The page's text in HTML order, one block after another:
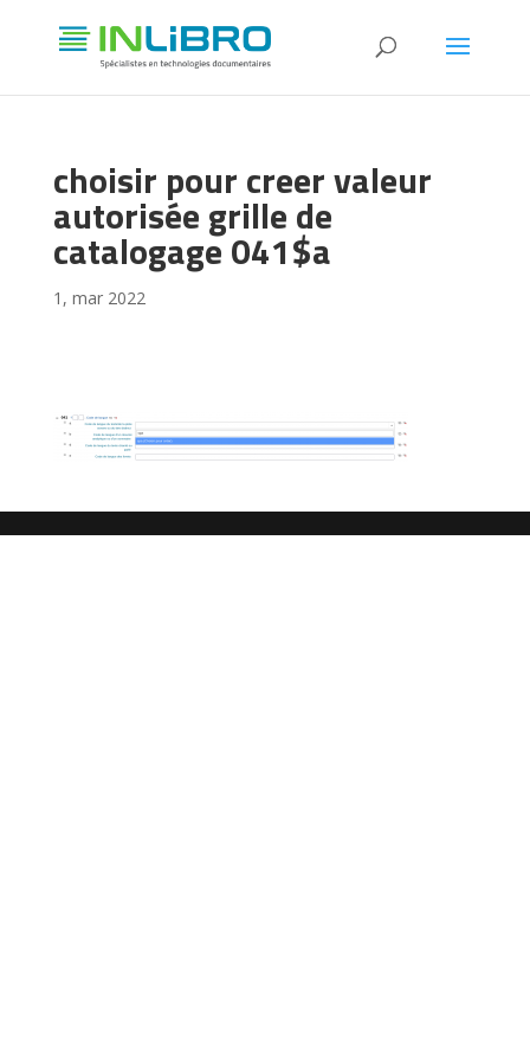
choisir pour creer valeur
autorisée grille de
catalogage 041$a
1, mar 2022